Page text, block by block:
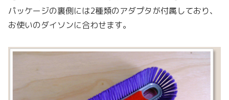
パッケージの裏側には2種類のアダプタが付属しており、
お使いのダイソンに合わせます。